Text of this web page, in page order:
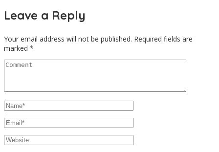
Leave a Reply
Your email address will not be published. Required fields are
marked *